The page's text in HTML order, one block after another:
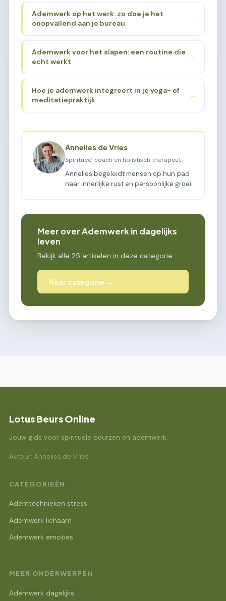
Ademwerk op het werk: zo doe je het
onopvallend aan je bureau
→
Ademwerk voor het slapen: een routine die
echt werkt
→
Hoe je ademwerk integreert in je yoga- of
meditatiepraktijk
→
Annelies de Vries
Spiritueel coach en holistisch therapeut
Annelies begeleidt mensen op hun pad
naar innerlijke rust en persoonlijke groei.
Meer over Ademwerk in dagelijks
leven
Bekijk alle 25 artikelen in deze categorie.
Naar categorie →
Lotus Beurs Online
Jouw gids voor spirituele beurzen en ademwerk.
Auteur: Annelies de Vries
CATEGORIEËN
Ademtechnieken stress
Ademwerk lichaam
Ademwerk emoties
MEER ONDERWERPEN
Ademwerk dagelijks